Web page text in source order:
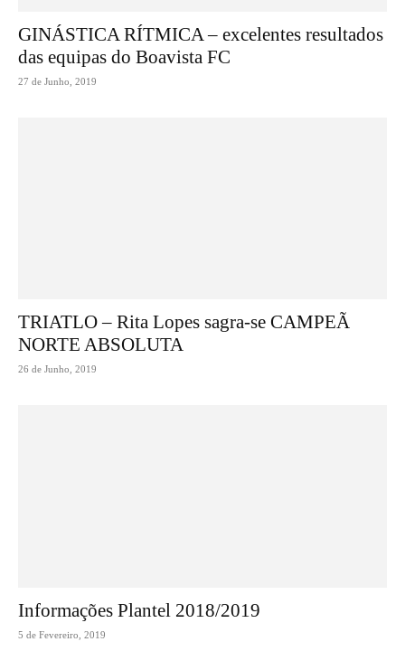
GINÁSTICA RÍTMICA – excelentes resultados
das equipas do Boavista FC
27 de Junho, 2019
TRIATLO – Rita Lopes sagra-se CAMPEÃ
NORTE ABSOLUTA
26 de Junho, 2019
Informações Plantel 2018/2019
5 de Fevereiro, 2019